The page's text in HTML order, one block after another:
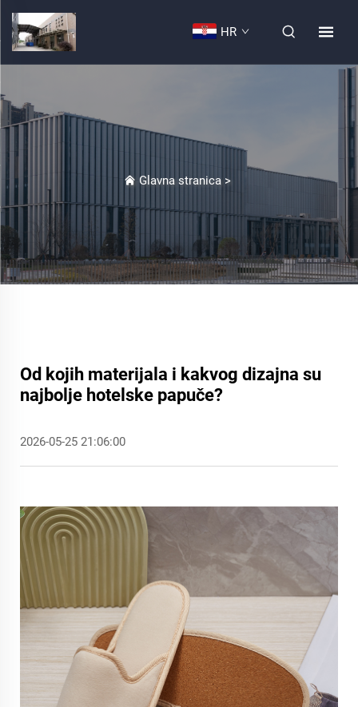
HR
Glavna stranica >
Od kojih materijala i kakvog dizajna su
najbolje hotelske papuče?
2026-05-25 21:06:00